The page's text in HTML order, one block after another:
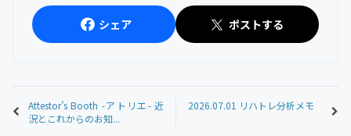
シェア ポストする
Attestor’s Booth -アトリエ- 近
況とこれからのお知...
2026.07.01 リハトレ分析メモ